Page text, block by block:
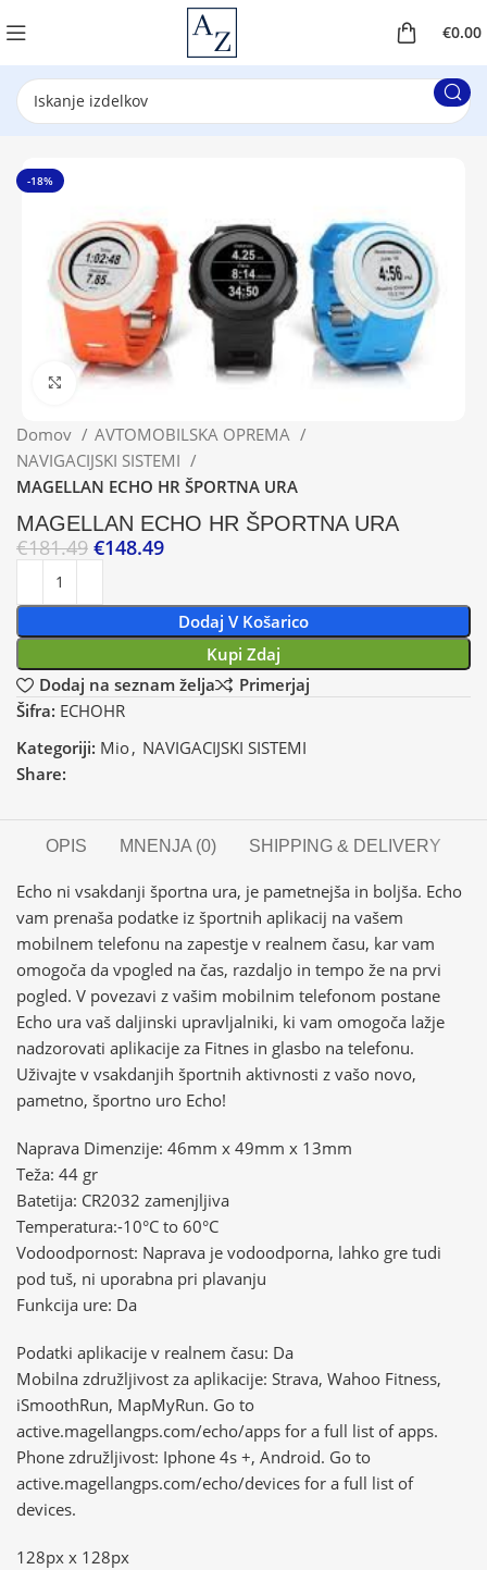
€0.00
-18%
Klikni za povečavo
Domov
AVTOMOBILSKA OPREMA
NAVIGACIJSKI SISTEMI
MAGELLAN ECHO HR ŠPORTNA URA
MAGELLAN ECHO HR ŠPORTNA URA
€181.49 €148.49
Dodaj V Košarico
Kupi Zdaj
Dodaj na seznam želja
Primerjaj
Šifra: ECHOHR
Kategoriji: Mio, NAVIGACIJSKI SISTEMI
Share:
OPIS MNENJA (0) SHIPPING & DELIVERY
Echo ni vsakdanji športna ura, je pametnejša in boljša. Echo
vam prenaša podatke iz športnih aplikacij na vašem
mobilnem telefonu na zapestje v realnem času, kar vam
omogoča da vpogled na čas, razdaljo in tempo že na prvi
pogled. V povezavi z vašim mobilnim telefonom postane
Echo ura vaš daljinski upravljalniki, ki vam omogoča lažje
nadzorovati aplikacije za Fitnes in glasbo na telefonu.
Uživajte v vsakdanjih športnih aktivnosti z vašo novo,
pametno, športno uro Echo!
Naprava Dimenzije: 46mm x 49mm x 13mm
Teža: 44 gr
Batetija: CR2032 zamenjljiva
Temperatura:-10°C to 60°C
Vodoodpornost: Naprava je vodoodporna, lahko gre tudi
pod tuš, ni uporabna pri plavanju
Funkcija ure: Da
Podatki aplikacije v realnem času: Da
Mobilna združljivost za aplikacije: Strava, Wahoo Fitness,
iSmoothRun, MapMyRun. Go to
active.magellangps.com/echo/apps for a full list of apps.
Phone združljivost: Iphone 4s +, Android. Go to
active.magellangps.com/echo/devices for a full list of
devices.
128px x 128px